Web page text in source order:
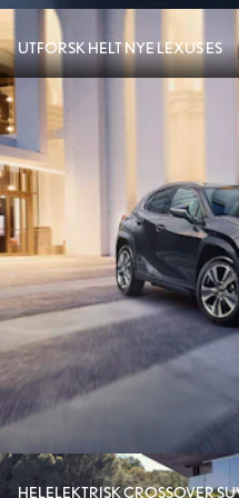
UTFORSK HELT NYE LEXUS ES
HELELEKTRISK CROSSOVER